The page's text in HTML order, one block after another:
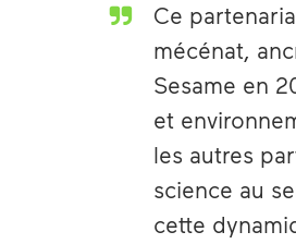
Ce
mécénat,
Sesame en
et
les autres
science au
cette